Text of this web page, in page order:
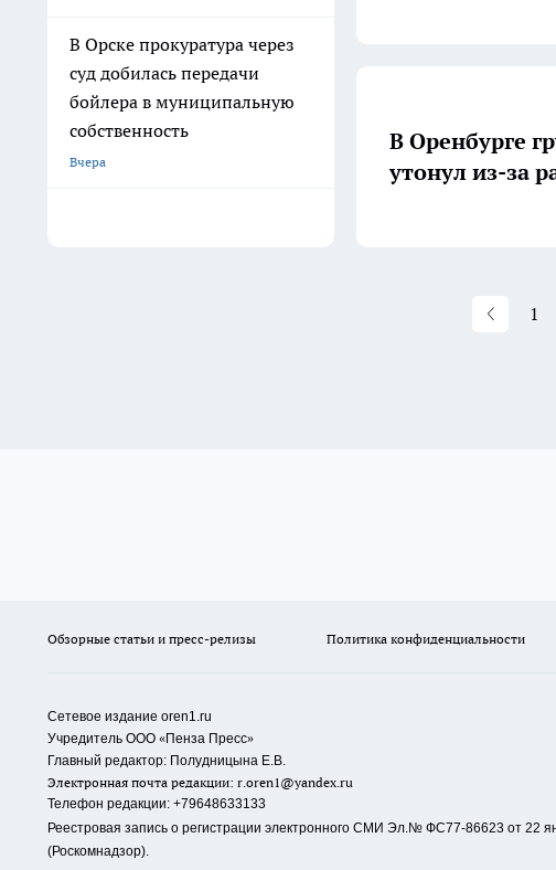
В Орске прокуратура через
суд добилась передачи
бойлера в муниципальную
собственность
Вчера
В Оренбурге
утонул из-за
1
Обзорные статьи и пресс-релизы Политика конфиденциальности
Сетевое издание oren1.ru
Учредитель ООО «Пенза Пресс»
Главный редактор: Полудницына Е.В.
Электронная почта редакции: r.oren1@yandex.ru
Телефон редакции: +79648633133
Реестровая запись о регистрации электронного СМИ Эл.№ ФС77-86623 от 22
(Роскомнадзор).